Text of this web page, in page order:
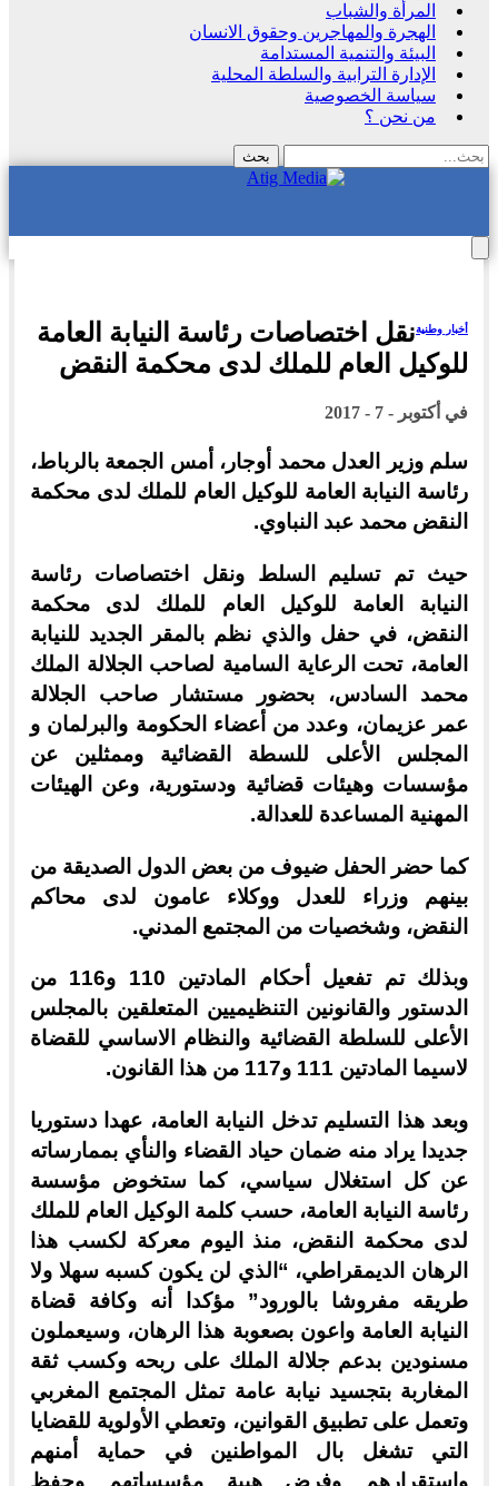
المرأة والشباب
الهجرة والمهاجرين وحقوق الانسان
البيئة والتنمية المستدامة
الإدارة الترابية والسلطة المحلية
سياسة الخصوصية
من نحن ؟
أخبار وطنيةنقل اختصاصات رئاسة النيابة العامة
للوكيل العام للملك لدى محكمة النقض
في أكتوبر - 7 - 2017
سلم وزير العدل محمد أوجار، أمس الجمعة بالرباط،
رئاسة النيابة العامة للوكيل العام للملك لدى محكمة
النقض محمد عبد النباوي.
حيث تم تسليم السلط ونقل اختصاصات رئاسة
النيابة العامة للوكيل العام للملك لدى محكمة
النقض، في حفل والذي نظم بالمقر الجديد للنيابة
العامة، تحت الرعاية السامية لصاحب الجلالة الملك
محمد السادس، بحضور مستشار صاحب الجلالة
عمر عزيمان، وعدد من أعضاء الحكومة والبرلمان و
المجلس الأعلى للسطة القضائية وممثلين عن
مؤسسات وهيئات قضائية ودستورية، وعن الهيئات
المهنية المساعدة للعدالة.
كما حضر الحفل ضيوف من بعض الدول الصديقة من
بينهم وزراء للعدل ووكلاء عامون لدى محاكم
النقض، وشخصيات من المجتمع المدني.
وبذلك تم تفعيل أحكام المادتين 110 و116 من
الدستور والقانونين التنظيميين المتعلقين بالمجلس
الأعلى للسلطة القضائية والنظام الاساسي للقضاة
لاسيما المادتين 111 و117 من هذا القانون.
وبعد هذا التسليم تدخل النيابة العامة، عهدا دستوريا
جديدا يراد منه ضمان حياد القضاء والنأي بممارساته
عن كل استغلال سياسي، كما ستخوض مؤسسة
رئاسة النيابة العامة، حسب كلمة الوكيل العام للملك
لدى محكمة النقض، منذ اليوم معركة لكسب هذا
الرهان الديمقراطي، “الذي لن يكون كسبه سهلا ولا
طريقه مفروشا بالورود” مؤكدا أنه وكافة قضاة
النيابة العامة واعون بصعوبة هذا الرهان، وسيعملون
مسنودين بدعم جلالة الملك على ربحه وكسب ثقة
المغاربة بتجسيد نيابة عامة تمثل المجتمع المغربي
وتعمل على تطبيق القوانين، وتعطي الأولوية للقضايا
التي تشغل بال المواطنين في حماية أمنهم